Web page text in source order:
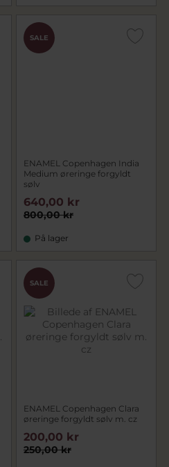
SALE
ENAMEL Copenhagen India
Medium øreringe forgyldt
sølv
800,00 kr
640,00 kr
På lager
SALE
ENAMEL Copenhagen Clara
øreringe forgyldt sølv m. cz
250,00 kr
200,00 kr